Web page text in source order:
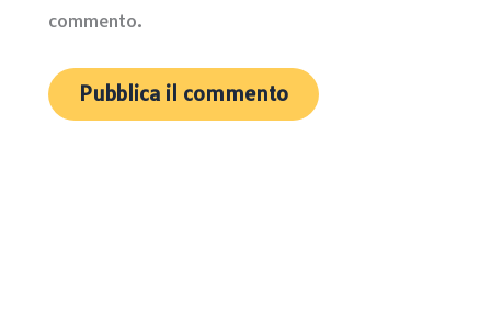
commento.